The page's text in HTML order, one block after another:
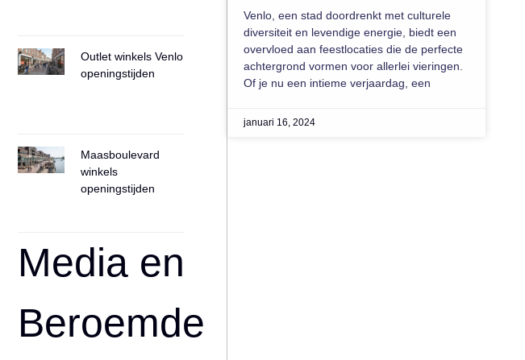
Outlet winkels Venlo
openingstijden
Maasboulevard
winkels
openingstijden
Media en
Beroemde
Venlo, een stad doordrenkt met culturele
diversiteit en levendige energie, biedt een
overvloed aan feestlocaties die de perfecte
achtergrond vormen voor allerlei vieringen.
Of je nu een intieme verjaardag, een
januari 16, 2024